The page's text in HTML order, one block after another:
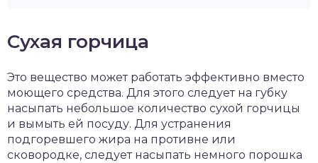
Сухая горчица
Это вещество может работать эффективно вместо
моющего средства. Для этого следует на губку
насыпать небольшое количество сухой горчицы
и вымыть ей посуду. Для устранения
подгоревшего жира на противне или
сковородке, следует насыпать немного порошка